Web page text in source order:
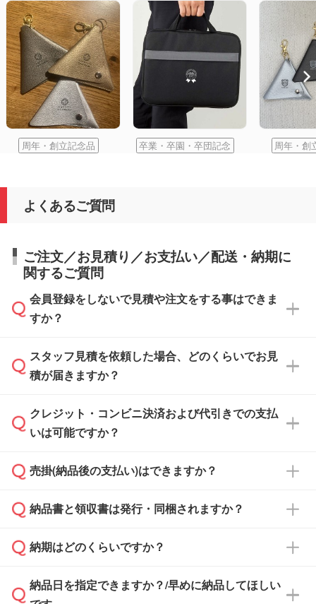
周年・創立記念品 卒業・卒園・卒団記念 周年・創
よくあるご質問
ご注文／お見積り／お支払い／配送・納期に
関するご質問
会員登録をしないで見積や注文をする事はできま
すか？
可能です。見積・注文フォームにて『ゲストの
まま進む』ボタンからお進みのうえ、ご依頼く
スタッフ見積を依頼した場合、どのくらいでお見
積が届きますか？
通常、翌営業日までにお送りしております。混
雑状況によっては、お時間をいただくこともご
依頼いただいた場合は、翌営業日以降のご連絡
クレジット・コンビニ決済および代引きでの支払
いは可能ですか？
銀行振込のみのご対応となります。
売掛(納品後の支払い)はできますか？
基本的には先入金をお願いしておりますが、自
どの場合は、月末締め翌月末払いに対応可能で
納品書と領収書は発行・同梱されますか？
納品書・領収書は ご依頼をいただいた場合の
ず、通常はPDFデータをメール添付でお送りし
納期はどのくらいですか？
・印刷する場合(500個程度)
納品日を指定できますか？/早めに納品してほしい